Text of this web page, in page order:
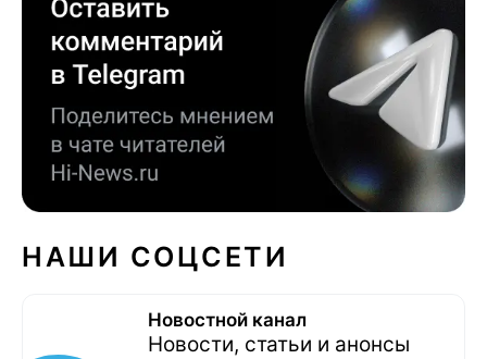
НАШИ СОЦСЕТИ
Новостной канал
Новости, статьи и анонсы